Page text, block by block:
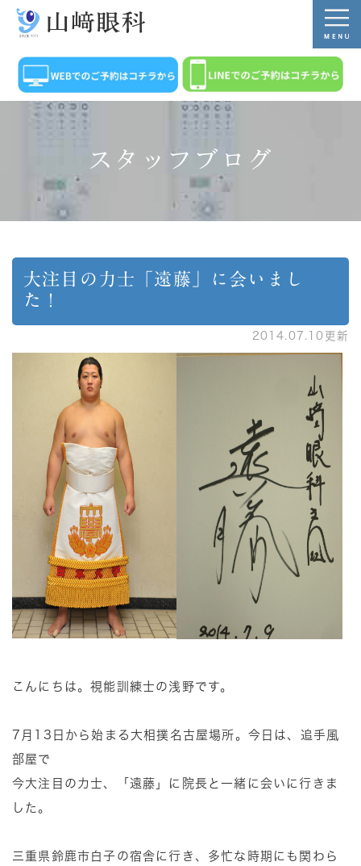
スタッフブログ
大注目の力士「遠藤」に会いまし
た！
2014.07.10更新
こんにちは。視能訓練士の浅野です。
7月13日から始まる大相撲名古屋場所。今日は、追手風
部屋で
今大注目の力士、「遠藤」に院長と一緒に会いに行きま
した。
三重県鈴鹿市白子の宿舎に行き、多忙な時期にも関わら